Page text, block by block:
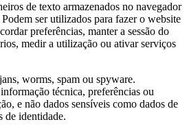
de texto armazenados no navegador
ser utilizados para fazer o website
preferências, manter a sessão do
medir a utilização ou ativar serviços
worms, spam ou spyware.
técnica, preferências ou
e não dados sensíveis como dados de
de identidade.